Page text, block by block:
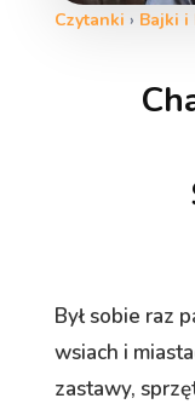
Czytanki › Bajki i
Był sobie raz
wsiach i
zastawy,